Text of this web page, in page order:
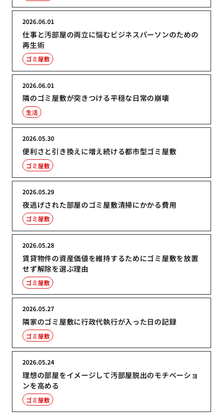
仕事と汚部屋の両立に悩むビジネスパーソンのための
再生術
2026.06.01
ゴミ屋敷
隣のゴミ屋敷が突きつける平穏な日常の崩壊
2026.06.01
生活
便利さと引き換えに増え続ける都市型ゴミ屋敷
2026.05.30
ゴミ屋敷
夜逃げされた部屋のゴミ屋敷清掃にかかる費用
2026.05.29
ゴミ屋敷
賃貸物件の資産価値を維持するためにゴミ屋敷を放置
せず解除を選ぶ理由
2026.05.28
ゴミ屋敷
隣家のゴミ屋敷に行政代執行が入った日の記録
2026.05.27
ゴミ屋敷
理想の部屋をイメージして汚部屋脱出のモチベーショ
ンを高める
2026.05.24
ゴミ屋敷